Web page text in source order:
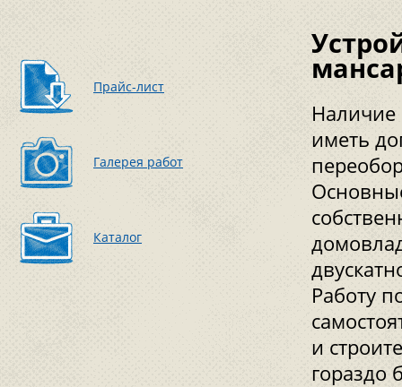
Прайс-лист
Галерея работ
Каталог
Наличие
иметь
Работу
и
гораздо